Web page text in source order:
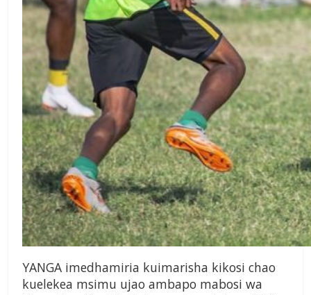
YANGA imedhamiria kuimarisha kikosi chao
kuelekea msimu ujao ambapo mabosi wa